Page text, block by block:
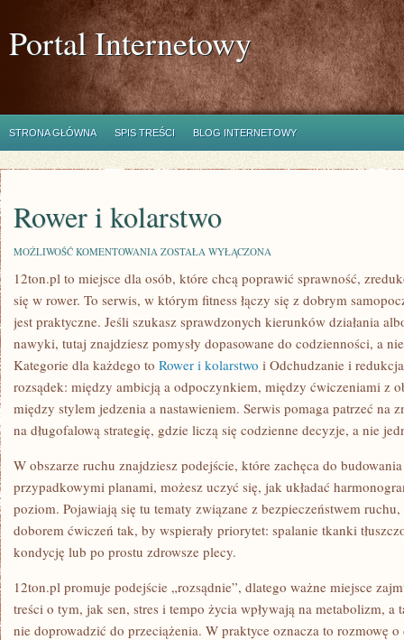
Portal Internetowy
STRONA GŁÓWNA SPIS TREŚCI BLOG INTERNETOWY
Rower i kolarstwo
MOŻLIWOŚĆ KOMENTOWANIA ROWER
KOLARSTWO
ZOSTAŁA WYŁĄCZONA
12ton.pl to miejsce dla osób, które chcą poprawić sprawność,
się w rower. To serwis, w którym fitness łączy się z dobrym
jest praktyczne. Jeśli szukasz sprawdzonych kierunków działania
nawyki, tutaj znajdziesz pomysły dopasowane do codzienności, a
Kategorie dla każdego to Rower i kolarstwo i Odchudzanie i
rozsądek: między ambicją a odpoczynkiem, między ćwiczeniami z
między stylem jedzenia a nastawieniem. Serwis pomaga patrzeć na
na długofalową strategię, gdzie liczą się codzienne decyzje, a nie
W obszarze ruchu znajdziesz podejście, które zachęca do
przypadkowymi planami, możesz uczyć się, jak układać
poziom. Pojawiają się tu tematy związane z bezpieczeństwem
doborem ćwiczeń tak, by wspierały priorytet: spalanie tkanki
kondycję lub po prostu zdrowsze plecy.
12ton.pl promuje podejście „rozsądnie”, dlatego ważne miejsce
treści o tym, jak sen, stres i tempo życia wpływają na metabolizm,
nie doprowadzić do przeciążenia. W praktyce oznacza to rozmowę o